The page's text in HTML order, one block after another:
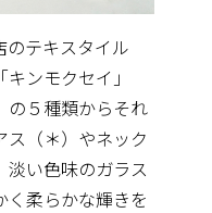
のテキスタイル
ンモクセイ」
の５種類からそれ
ス（＊）やネック
淡い色味のガラス
く柔らかな輝きを